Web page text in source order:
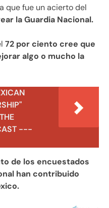
que fue un acierto del
la Guardia Nacional.
72 por ciento cree que
algo o mucho la
---
de los encuestados
han contribuido